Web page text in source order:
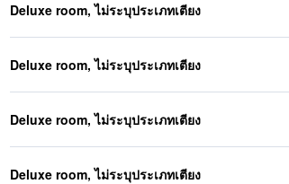
Deluxe room, ไม่ระบุประเภทเตียง
Deluxe room, ไม่ระบุประเภทเตียง
Deluxe room, ไม่ระบุประเภทเตียง
Deluxe room, ไม่ระบุประเภทเตียง